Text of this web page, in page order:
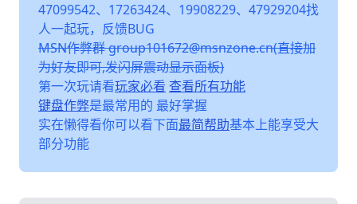
47099542、17263424、19908229、47929204找
人一起玩，反馈BUG
MSN作弊群 group101672@msnzone.cn(直接加
为好友即可,发闪屏震动显示面板)
第一次玩请看玩家必看 查看所有功能
键盘作弊是最常用的 最好掌握
实在懒得看你可以看下面最简帮助基本上能享受大
部分功能